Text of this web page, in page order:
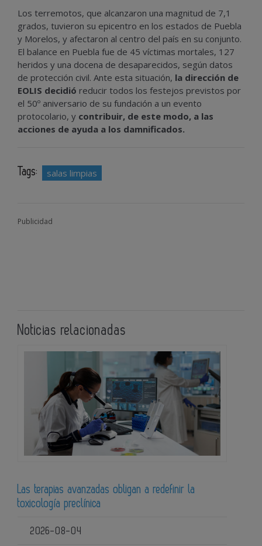
Los terremotos, que alcanzaron una magnitud de 7,1
grados, tuvieron su epicentro en los estados de Puebla
y Morelos, y afectaron al centro del país en su conjunto.
El balance en Puebla fue de 45 víctimas mortales, 127
heridos y una docena de desaparecidos, según datos
de protección civil. Ante esta situación, la dirección de
EOLIS decidió reducir todos los festejos previstos por
el 50º aniversario de su fundación a un evento
protocolario, y contribuir, de este modo, a las
acciones de ayuda a los damnificados.
Tags: salas limpias
Publicidad
Noticias relacionadas
Las terapias avanzadas obligan a redefinir la
toxicología preclínica
2026-08-04